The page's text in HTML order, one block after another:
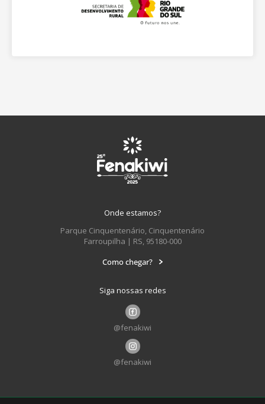
Onde estamos?
Parque Cinquentenário, Cinquentenário
Farroupilha | RS, 95180-000
Como chegar?
Siga nossas redes
@fenakiwi
@fenakiwi